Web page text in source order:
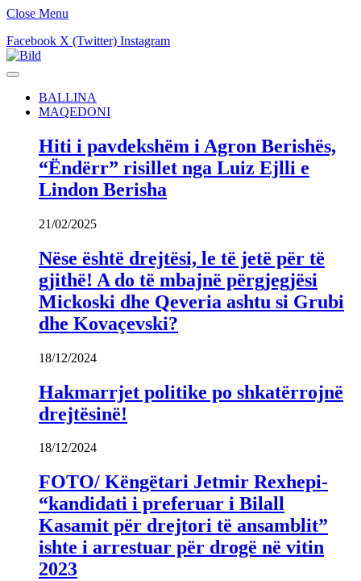
Close Menu
Facebook X (Twitter) Instagram
BALLINA
MAQEDONI
Hiti i pavdekshëm i Agron Berishës,
“Ëndërr” risillet nga Luiz Ejlli e
Lindon Berisha
21/02/2025
Nëse është drejtësi, le të jetë për të
gjithë! A do të mbajnë përgjegjësi
Mickoski dhe Qeveria ashtu si Grubi
dhe Kovaçevski?
18/12/2024
Hakmarrjet politike po shkatërrojnë
drejtësinë!
18/12/2024
FOTO/ Këngëtari Jetmir Rexhepi-
“kandidati i preferuar i Bilall
Kasamit për drejtori të ansamblit”
ishte i arrestuar për drogë në vitin
2023